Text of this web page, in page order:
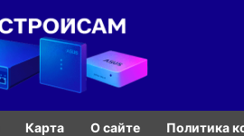
Карта О сайте Политика